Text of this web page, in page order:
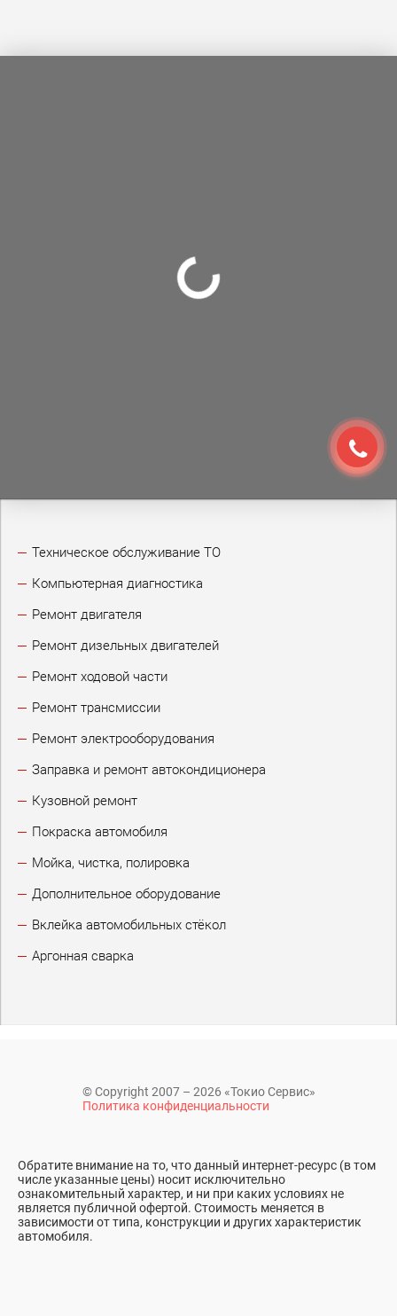
Техническое обслуживание ТО
Компьютерная диагностика
Ремонт двигателя
Ремонт дизельных двигателей
Ремонт ходовой части
Ремонт трансмиссии
Ремонт электрооборудования
Заправка и ремонт автокондиционера
Кузовной ремонт
Покраска автомобиля
Мойка, чистка, полировка
Дополнительное оборудование
Вклейка автомобильных стёкол
Аргонная сварка
© Copyright 2007 – 2026 «Токио Сервис»
Политика конфиденциальности
Обратите внимание на то, что данный интернет-ресурс (в том
числе указанные цены) носит исключительно
ознакомительный характер, и ни при каких условиях не
является публичной офертой. Стоимость меняется в
зависимости от типа, конструкции и других характеристик
автомобиля.